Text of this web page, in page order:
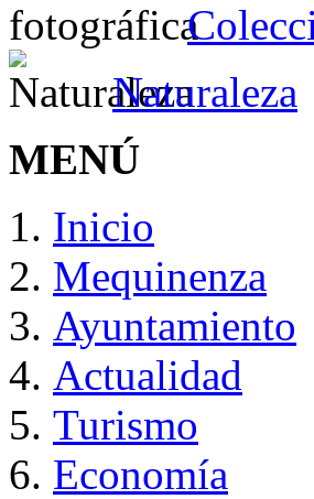
Naturaleza
MENÚ
Inicio
Mequinenza
Ayuntamiento
Actualidad
Turismo
Economía